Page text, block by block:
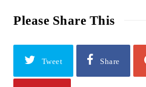
Please Share This
Tweet Share